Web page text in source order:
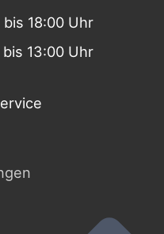
18:00 Uhr
13:00 Uhr